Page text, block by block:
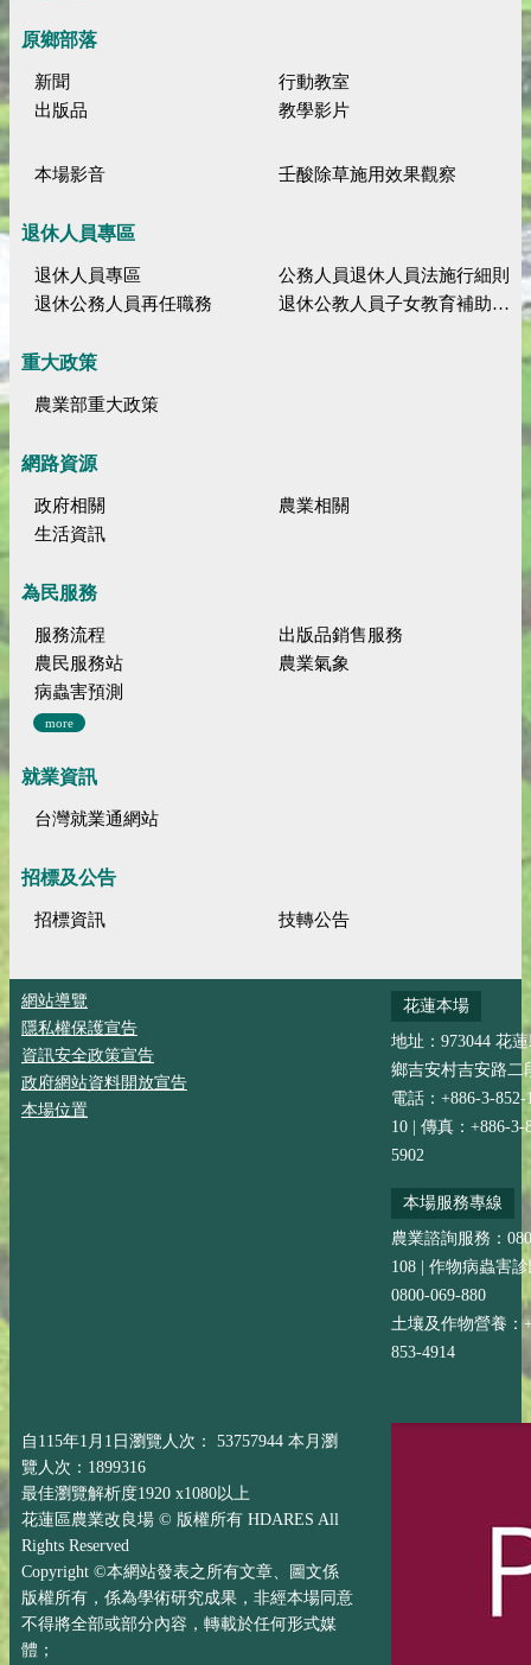
原鄉部落
新聞
行動教室
出版品
教學影片
本場影音 壬酸除草施用效果觀察
退休人員專區
退休人員專區
公務人員退休人員法施行細則
退休公務人員再任職務
退休公教人員子女教育補助規定
重大政策
農業部重大政策
網路資源
政府相關
農業相關
生活資訊
為民服務
服務流程
出版品銷售服務
農民服務站
農業氣象
病蟲害預測
more
就業資訊
台灣就業通網站
招標及公告
招標資訊 技轉公告
網站導覽
隱私權保護宣告
資訊安全政策宣告
政府網站資料開放宣告
本場位置
花蓮本場
地址：973044 花
鄉吉安村吉安路二
電話：+886-3-852-
10 | 傳真：+886-3-
5902
本場服務專線
農業諮詢服務：
108 | 作物病蟲害
0800-069-880
土壤及作物營養：
853-4914
自115年1月1日瀏覽人次： 53757944 本月瀏
覽人次：1899316
最佳瀏覽解析度1920 x1080以上
花蓮區農業改良場 © 版權所有 HDARES All
Rights Reserved
Copyright ©本網站發表之所有文章、圖文係
版權所有，係為學術研究成果，非經本場同意
不得將全部或部分內容，轉載於任何形式媒
體；